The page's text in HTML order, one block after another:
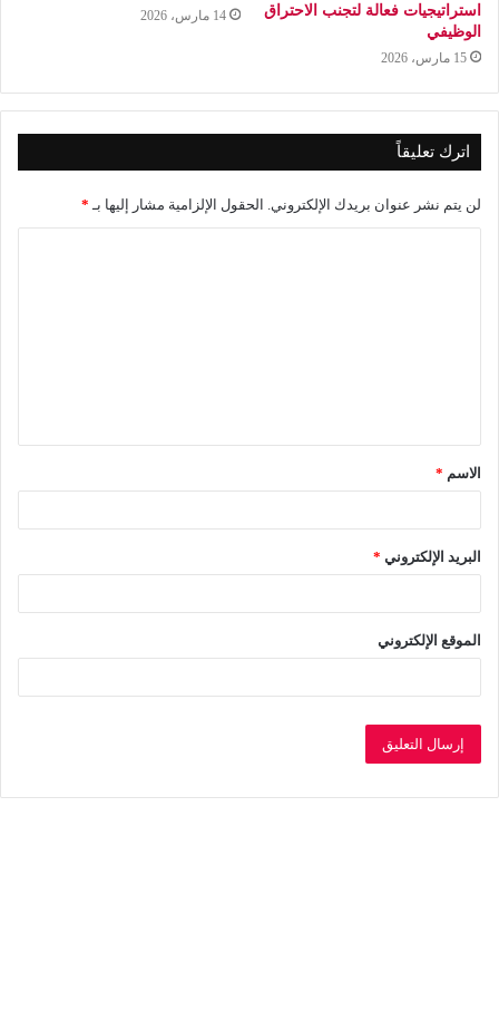
استراتيجيات فعالة لتجنب الاحتراق
الوظيفي
15 مارس، 2026
14 مارس، 2026
اترك تعليقاً
لن يتم نشر عنوان بريدك الإلكتروني. الحقول الإلزامية مشار إليها بـ *
ق
*
الاسم *
البريد الإلكتروني *
الموقع الإلكتروني